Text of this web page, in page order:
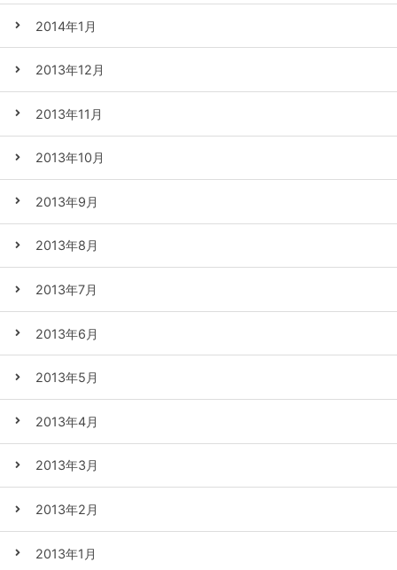
2014年1月
2013年12月
2013年11月
2013年10月
2013年9月
2013年8月
2013年7月
2013年6月
2013年5月
2013年4月
2013年3月
2013年2月
2013年1月